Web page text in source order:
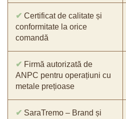
✔ Certificat de calitate și
conformitate la orice
comandă
✔ Firmă autorizată de
ANPC pentru operațiuni cu
metale prețioase
✔ SaraTremo – Brand și